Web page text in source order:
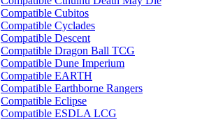
Compatible Cubitos
Compatible Cyclades
Compatible Descent
Compatible Dragon Ball TCG
Compatible Dune Imperium
Compatible EARTH
Compatible Earthborne Rangers
Compatible Eclipse
Compatible ESDLA LCG